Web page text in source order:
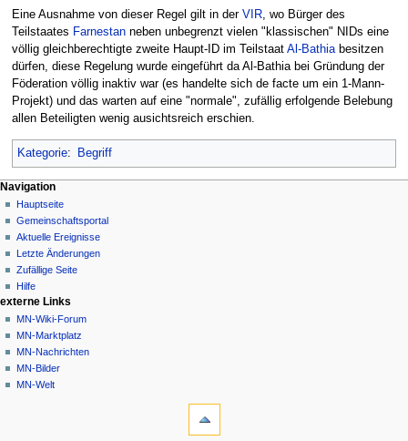
Eine Ausnahme von dieser Regel gilt in der VIR, wo Bürger des
Teilstaates Farnestanneben unbegrenzt vielen "klassischen" NIDs eine
völlig gleichberechtigte zweite Haupt-ID im Teilstaat Al-Bathiabesitzen
dürfen, diese Regelung wurde eingeführt da Al-Bathia bei Gründung der
Föderation völlig inaktiv war (es handelte sich de facte um ein 1-Mann-
Projekt) und das warten auf eine "normale", zufällig erfolgende Belebung
allen Beteiligten wenig ausichtsreich erschien.
Kategorie: Begriff
Navigationsmenü
Seitenaktionen
Seite
Diskussion
Lesen
Quelltext
anzeigen
Versionsgeschichte
Meine Werkzeuge
Nicht
angemeldet
Diskussionsseite
Beiträge
Anmelden
Navigation
Hauptseite
Gemeinschafts­portal
Aktuelle Ereignisse
Letzte Änderungen
Zufällige Seite
Hilfe
externe Links
MN-Wiki-Forum
MN-Marktplatz
MN-Nachrichten
MN-Bilder
MN-Welt